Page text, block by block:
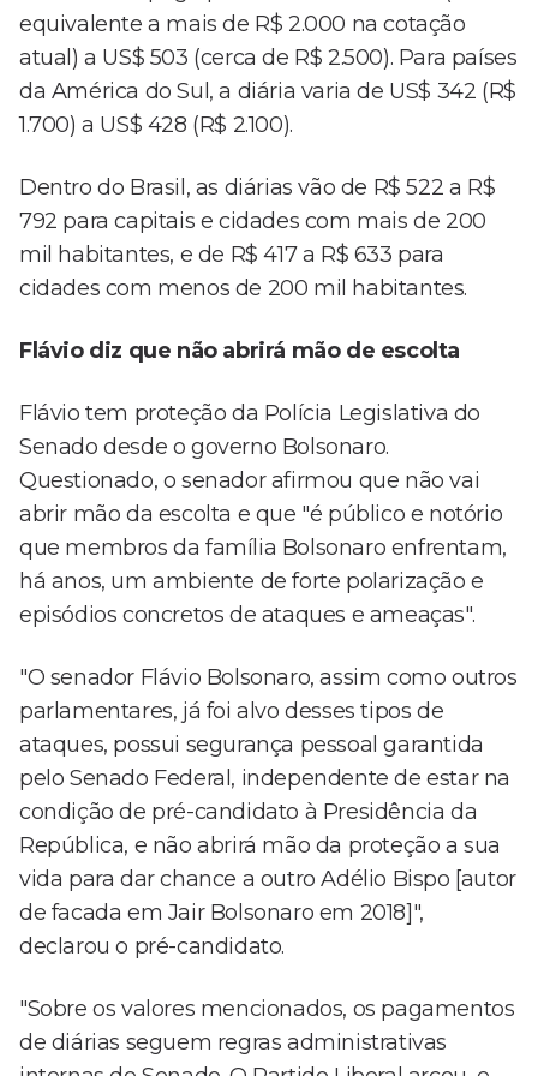
equivalente a mais de R$ 2.000 na cotação
atual) a US$ 503 (cerca de R$ 2.500). Para países
da América do Sul, a diária varia de US$ 342 (R$
1.700) a US$ 428 (R$ 2.100).
Dentro do Brasil, as diárias vão de R$ 522 a R$
792 para capitais e cidades com mais de 200
mil habitantes, e de R$ 417 a R$ 633 para
cidades com menos de 200 mil habitantes.
Flávio diz que não abrirá mão de escolta
Flávio tem proteção da Polícia Legislativa do
Senado desde o governo Bolsonaro.
Questionado, o senador afirmou que não vai
abrir mão da escolta e que "é público e notório
que membros da família Bolsonaro enfrentam,
há anos, um ambiente de forte polarização e
episódios concretos de ataques e ameaças".
"O senador Flávio Bolsonaro, assim como outros
parlamentares, já foi alvo desses tipos de
ataques, possui segurança pessoal garantida
pelo Senado Federal, independente de estar na
condição de pré-candidato à Presidência da
República, e não abrirá mão da proteção a sua
vida para dar chance a outro Adélio Bispo [autor
de facada em Jair Bolsonaro em 2018]",
declarou o pré-candidato.
"Sobre os valores mencionados, os pagamentos
de diárias seguem regras administrativas